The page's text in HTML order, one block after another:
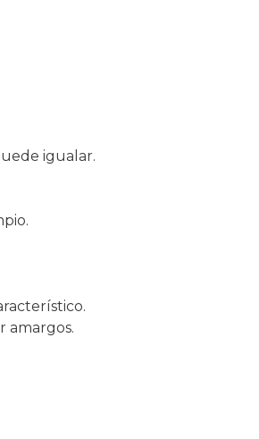
igualar.
amargos.